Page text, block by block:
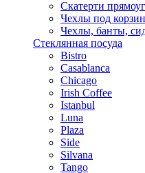
Скатерти
Чехлы под
Чехлы, банты,
Стеклянная посуда
Bistro
Casablanca
Chicago
Irish Coffee
Istanbul
Luna
Plaza
Side
Silvana
Tango